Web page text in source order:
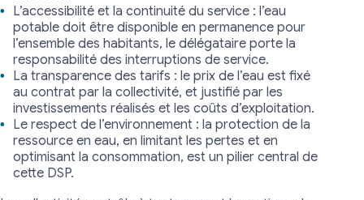
L’accessibilité et la continuité du service : l’eau
potable doit être disponible en permanence pour
l’ensemble des habitants, le délégataire porte la
responsabilité des interruptions de service.
La transparence des tarifs : le prix de l’eau est fixé
au contrat par la collectivité, et justifié par les
investissements réalisés et les coûts d’exploitation.
Le respect de l’environnement : la protection de la
ressource en eau, en limitant les pertes et en
optimisant la consommation, est un pilier central de
cette DSP.